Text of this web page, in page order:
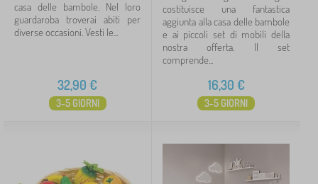
casa delle bambole. Nel loro
guardaroba troverai abiti per
diverse occasioni. Vesti le...
32,90 €
3-5 GIORNI
costituisce una fantastica
aggiunta alla casa delle bambole
e ai piccoli set di mobili della
nostra offerta. Il set
comprende...
16,30 €
3-5 GIORNI